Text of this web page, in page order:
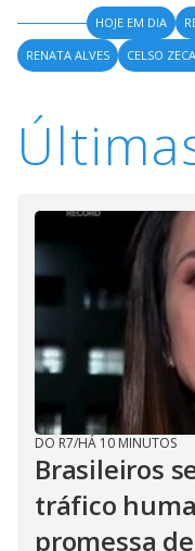
HOJE EM DIA
RENATA ALVES
CELSO
DO R7/HÁ 10 MINUTOS
Brasileiros
tráfico
promessa